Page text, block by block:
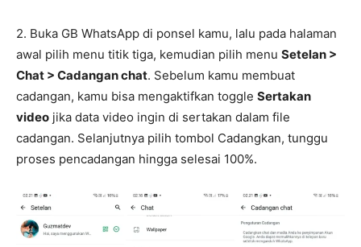
2. Buka GB WhatsApp di ponsel kamu, lalu pada halaman
awal pilih menu titik tiga, kemudian pilih menu Setelan >
Chat > Cadangan chat. Sebelum kamu membuat
cadangan, kamu bisa mengaktifkan toggle Sertakan
video jika data video ingin di sertakan dalam file
cadangan. Selanjutnya pilih tombol Cadangkan, tunggu
proses pencadangan hingga selesai 100%.